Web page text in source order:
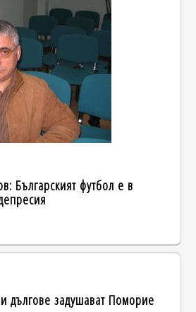
Българският футбол е в
дългове задушават Поморие